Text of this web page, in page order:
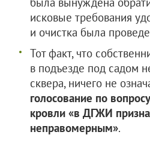
исковые требования
и очистка была
Тот факт, что
в подъезде под садом
сквера, ничего не
голосование по
кровли «в ДГЖИ
неправомерным».